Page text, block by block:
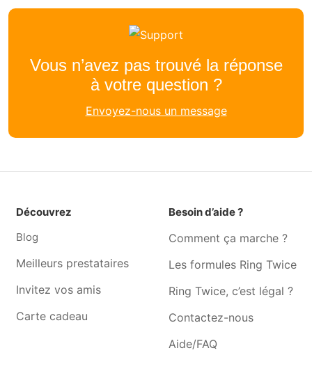
pierre
Garde animaux Anderlues
Garde animaux Lobbes
château
Garde animaux Morlanwelz-
Garde animaux Havre
Garde animaux Fontaine-
Garde animaux Le roeulx
Garde animaux Chapelle-
Garde animaux Forchies-la-
Garde animaux Trazegnies
Garde animaux Godarville
Garde animaux Hyon
Garde animaux Goutroux
Garde animaux Souvret
Garde animaux Quévy-le-
Vous n’avez pas trouvé la réponse
à votre question ?
Envoyez-nous un message
Découvrez
Blog
Meilleurs prestataires
Invitez vos amis
Carte cadeau
Besoin d’aide ?
Comment ça marche ?
Les formules Ring Twice
Ring Twice, c’est légal ?
Contactez-nous
Aide/FAQ